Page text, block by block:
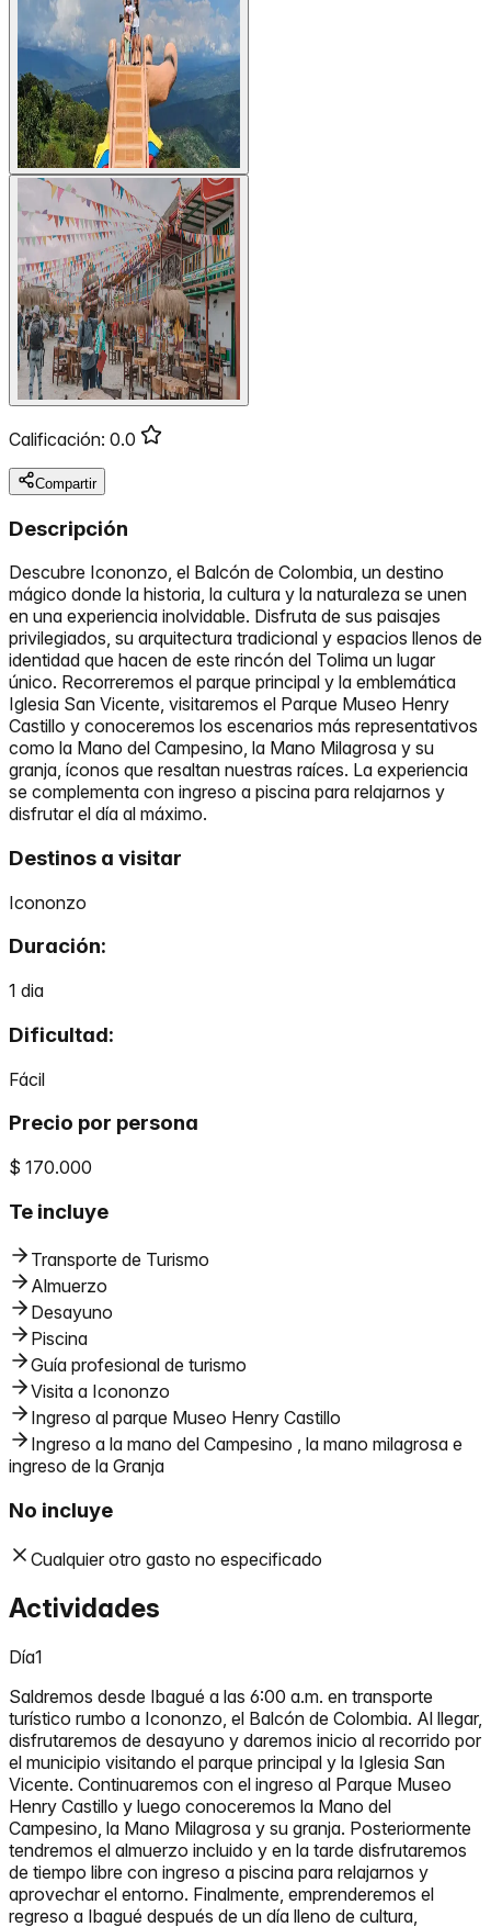
Calificación: 0.0
Compartir
Descripción
Descubre Icononzo, el Balcón de Colombia, un destino
mágico donde la historia, la cultura y la naturaleza se unen
en una experiencia inolvidable. Disfruta de sus paisajes
privilegiados, su arquitectura tradicional y espacios llenos de
identidad que hacen de este rincón del Tolima un lugar
único. Recorreremos el parque principal y la emblemática
Iglesia San Vicente, visitaremos el Parque Museo Henry
Castillo y conoceremos los escenarios más representativos
como la Mano del Campesino, la Mano Milagrosa y su
granja, íconos que resaltan nuestras raíces. La experiencia
se complementa con ingreso a piscina para relajarnos y
disfrutar el día al máximo.
Destinos a visitar
Icononzo
Duración:
1 dia
Dificultad:
Fácil
Precio por persona
$ 170.000
Te incluye
Transporte de Turismo
Almuerzo
Desayuno
Piscina
Guía profesional de turismo
Visita a Icononzo
Ingreso al parque Museo Henry Castillo
Ingreso a la mano del Campesino , la mano milagrosa e
ingreso de la Granja
No incluye
Cualquier otro gasto no especificado
Actividades
Día1
Saldremos desde Ibagué a las 6:00 a.m. en transporte
turístico rumbo a Icononzo, el Balcón de Colombia. Al llegar,
disfrutaremos de desayuno y daremos inicio al recorrido por
el municipio visitando el parque principal y la Iglesia San
Vicente. Continuaremos con el ingreso al Parque Museo
Henry Castillo y luego conoceremos la Mano del
Campesino, la Mano Milagrosa y su granja. Posteriormente
tendremos el almuerzo incluido y en la tarde disfrutaremos
de tiempo libre con ingreso a piscina para relajarnos y
aprovechar el entorno. Finalmente, emprenderemos el
regreso a Ibagué después de un día lleno de cultura,